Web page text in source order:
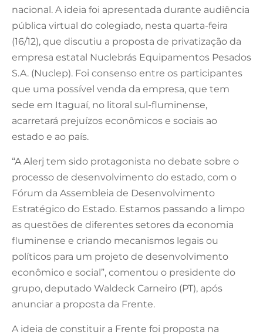
nacional. A ideia foi apresentada durante audiência
pública virtual do colegiado, nesta quarta-feira
(16/12), que discutiu a proposta de privatização da
empresa estatal Nuclebrás Equipamentos Pesados
S.A. (Nuclep). Foi consenso entre os participantes
que uma possível venda da empresa, que tem
sede em Itaguaí, no litoral sul-fluminense,
acarretará prejuízos econômicos e sociais ao
estado e ao país.
“A Alerj tem sido protagonista no debate sobre o
processo de desenvolvimento do estado, com o
Fórum da Assembleia de Desenvolvimento
Estratégico do Estado. Estamos passando a limpo
as questões de diferentes setores da economia
fluminense e criando mecanismos legais ou
políticos para um projeto de desenvolvimento
econômico e social”, comentou o presidente do
grupo, deputado Waldeck Carneiro (PT), após
anunciar a proposta da Frente.
A ideia de constituir a Frente foi proposta na